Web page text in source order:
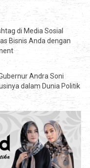
di Media Sosial
Bisnis Anda dengan
Andra Soni
dalam Dunia Politik